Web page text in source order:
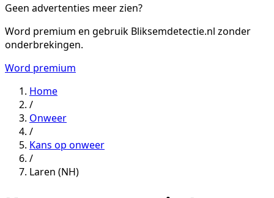
Geen advertenties meer zien?
Word premium en gebruik Bliksemdetectie.nl zonder
onderbrekingen.
Word premium
Home
/
Onweer
/
Kans op onweer
/
Laren (NH)